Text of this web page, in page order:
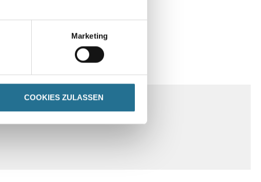
Marketing
COOKIES ZULASSEN